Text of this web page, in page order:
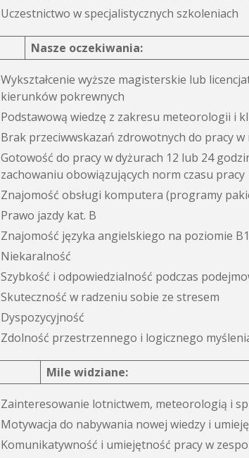
Uczestnictwo w specjalistycznych szkoleniach
Nasze oczekiwania:
Wykształcenie wyższe magisterskie lub
kierunków pokrewnych
Podstawową wiedzę z zakresu meteorologii i
Brak przeciwwskazań zdrowotnych do pracy
Gotowość do pracy w dyżurach 12 lub 24
zachowaniu obowiązujących norm czasu pracy
Znajomość obsługi komputera (programy
Prawo jazdy kat. B
Znajomość języka angielskiego na poziomie B1
Niekaralność
Szybkość i odpowiedzialność podczas
Skuteczność w radzeniu sobie ze stresem
Dyspozycyjność
Zdolność przestrzennego i logicznego
Mile widziane:
Zainteresowanie lotnictwem, meteorologią i
Motywacja do nabywania nowej wiedzy i
Komunikatywność i umiejętność pracy w